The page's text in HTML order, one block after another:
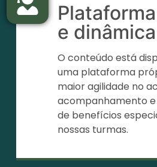
e dinâmica
O conteúdo está
uma plataforma
maior agilidade no
acompanhamento e
de benefícios
nossas turmas.